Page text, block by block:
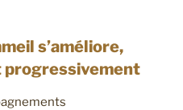
s’améliore,
progressivement